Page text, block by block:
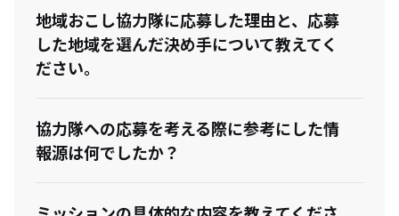
地域おこし協力隊に応募した理由と、応募
した地域を選んだ決め手について教えてく
ださい。
協力隊への応募を考える際に参考にした情
報源は何でしたか？